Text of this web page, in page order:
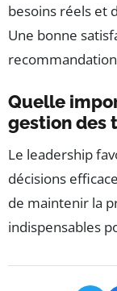
besoins réels et
Une bonne
Quelle
gestion des
Le leadership
décisions
de maintenir la
indispensables